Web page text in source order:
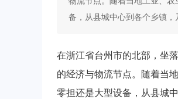
备，从县城中心到各个乡镇，
在浙江省台州市的北部，坐
的经济与物流节点。随着当
零担还是大型设备，从县城